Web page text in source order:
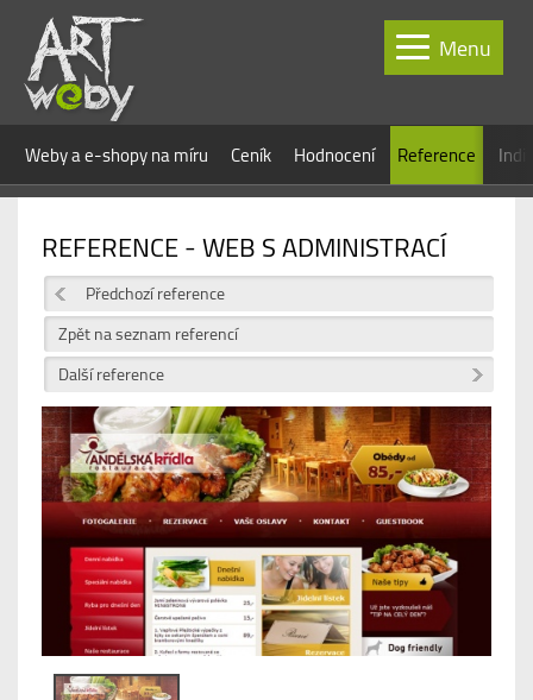
Menu
Weby a e-shopy na míru Ceník Hodnocení Reference
REFERENCE - WEB S ADMINISTRACÍ
Předchozí reference
Zpět na seznam referencí
Další reference